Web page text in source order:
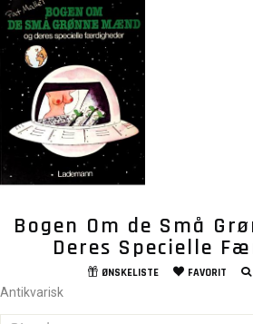
Bogen Om de Små
Deres Specielle
ØNSKELISTE FAVORIT
Antikvarisk